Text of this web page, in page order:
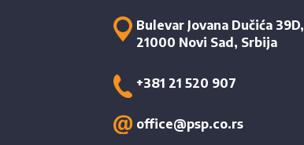
Bulevar Jovana Dučića 39D,
21000 Novi Sad, Srbija
+381 21 520 907
office@psp.co.rs